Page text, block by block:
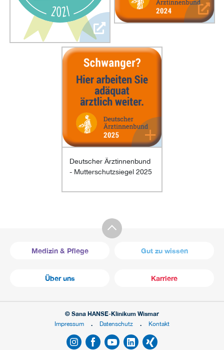
+
Deutscher Ärztinnenbund
- Mutterschutzsiegel 2025
Medizin & Pflege Gut zu wissen
Über uns Karriere
© Sana HANSE-Klinikum Wismar
Impressum
Datenschutz Kontakt